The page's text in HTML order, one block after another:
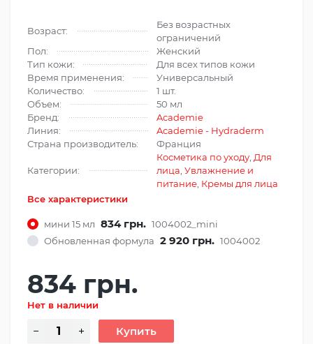
Возраст:
Без возрастных
ограничений
Пол:
Женский
Тип кожи:
Для всех типов кожи
Время применения:
Универсальный
Количество:
1 шт.
Объем:
50 мл
Бренд:
Academie
Линия:
Academie - Hydraderm
Страна производитель:
Франция
Категории:
Косметика по уходу Для
лица Увлажнение и
питание Кремы для лица
Все характеристики
мини 15 мл 834 грн. 1004002_mini
Обновленная формула 2 920 грн. 1004002
834 грн.
Нет в наличии